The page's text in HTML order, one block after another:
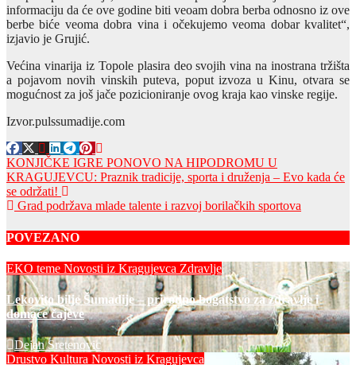
informaciju da će ove godine biti veoam dobra berba odnosno iz ove
berbe biće veoma dobra vina i očekujemo veoma dobar kvalitet“,
izjavio je Grujić.
Većina vinarija iz Topole plasira deo svojih vina na inostrana tržišta
a pojavom novih vinskih puteva, poput izvoza u Kinu, otvara se
mogućnost za još jače pozicioniranje ovog kraja kao vinske regije.
Izvor.pulssumadije.com
Post
navigation
KONJIČKE IGRE PONOVO NA HIPODROMU U
KRAGUJEVCU: Praznik tradicije, sporta i druženja – Evo kada će
se održati!
Grad podržava mlade talente i razvoj borilačkih sportova
POVEZANO
EKO teme Novosti iz Kragujevca Zdravlje
Lekovito bilje Šumadije – prirodno bogatstvo za zdravlje i
domaće čajeve
Dejan Sretenovic
Drustvo Kultura Novosti iz Kragujevca